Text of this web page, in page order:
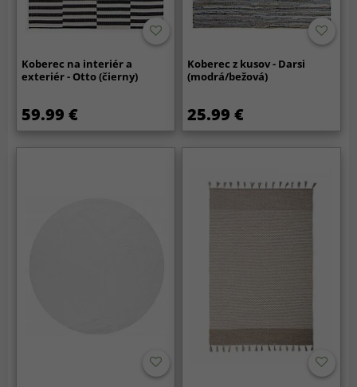
Koberec na interiér a
exteriér - Otto (čierny)
59.99 €
Koberec z kusov - Darsi
(modrá/bežová)
25.99 €